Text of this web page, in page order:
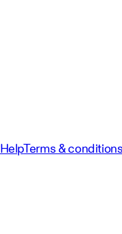
HelpTerms &